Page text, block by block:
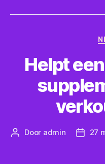
Helpt
Berichtauteur
Door admin 27